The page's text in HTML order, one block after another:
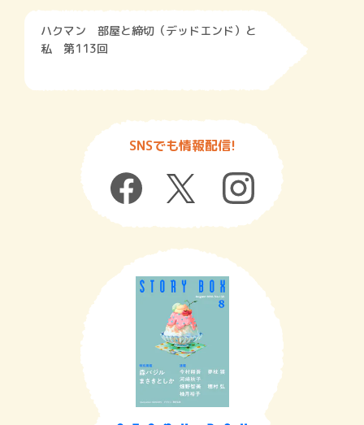
ハクマン 部屋と締切（デッドエンド）と
私 第113回
SNSでも情報配信!